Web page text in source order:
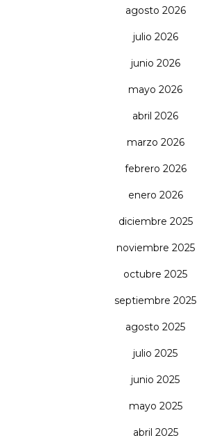
agosto 2026
julio 2026
junio 2026
mayo 2026
abril 2026
marzo 2026
febrero 2026
enero 2026
diciembre 2025
noviembre 2025
octubre 2025
septiembre 2025
agosto 2025
julio 2025
junio 2025
mayo 2025
abril 2025